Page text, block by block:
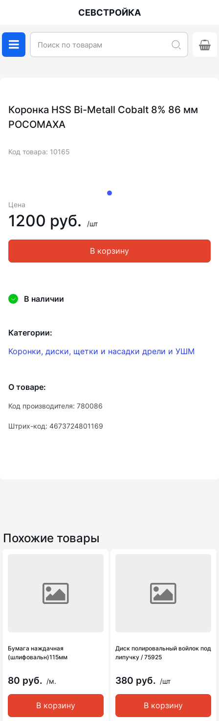
СЕВСТРОЙКА
Цена
1200 руб. /шт
В корзину
Коронка HSS Bi-Metall Cobalt 8% 86 мм
РОСОМАХА
Код товара: 10165
Категории:
Коронки, диски, щетки и насадки дрели и УШМ
О товаре:
Код производителя: 780086
Штрих-код: 4673724801169
В наличии
Похожие товары
Бумага наждачная
(шлифовальн)115мм
80 руб. /м.
В корзину
Диск полировальный войлок под
липучку / 75925
380 руб. /шт
В корзину